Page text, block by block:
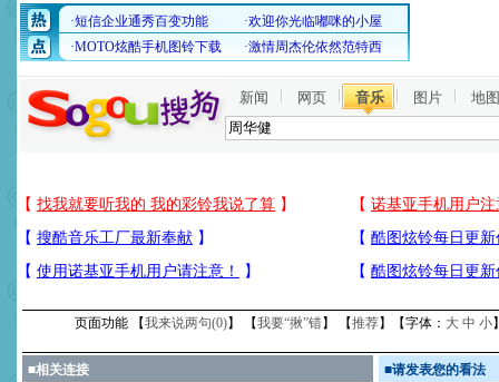
新闻 网页 音乐 图片 地图
页面功能 【我来说两句(0)】 【我要“揪”错】 【推荐】【字体： 大 中 小
■相关连接
■请发表您的看法